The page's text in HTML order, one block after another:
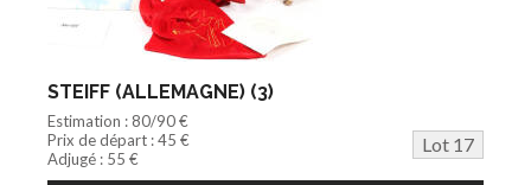
STEIFF (ALLEMAGNE) (3)
Estimation : 80/90 €
Prix de départ : 45 €
Lot 17
Adjugé : 55 €